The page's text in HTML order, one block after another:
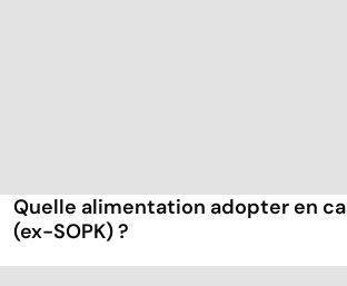
Quelle alimentation adopter en
(ex-SOPK) ?